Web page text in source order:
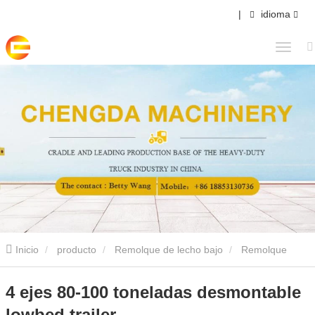
| idioma
Inicio producto Remolque de lecho bajo Remolque
4 ejes 80-100 toneladas desmontable